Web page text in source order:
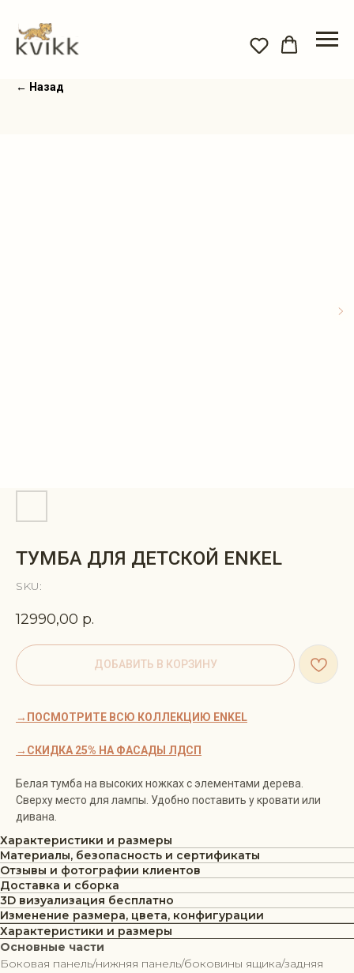
← Назад
ТУМБА ДЛЯ ДЕТСКОЙ ENKEL
SKU:
12990,00 р.
ДОБАВИТЬ В КОРЗИНУ
→ПОСМОТРИТЕ ВСЮ КОЛЛЕКЦИЮ ENKEL
→СКИДКА 25% НА ФАСАДЫ ЛДСП
Белая тумба на высоких ножках с элементами дерева.
Сверху место для лампы. Удобно поставить у кровати или
дивана.
Характеристики и размеры
Материалы, безопасность и сертификаты
Отзывы и фотографии клиентов
Доставка и сборка
3D визуализация бесплатно
Изменение размера, цвета, конфигурации
Характеристики и размеры
Основные части
Боковая панель/нижняя панель/боковины ящика/задняя